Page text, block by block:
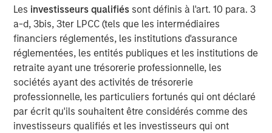
Les investisseurs qualifiés sont définis à l'art. 10 para. 3
a-d, 3bis, 3ter LPCC (tels que les intermédiaires
financiers réglementés, les institutions d'assurance
réglementées, les entités publiques et les institutions de
retraite ayant une trésorerie professionnelle, les
sociétés ayant des activités de trésorerie
professionnelle, les particuliers fortunés qui ont déclaré
par écrit qu'ils souhaitent être considérés comme des
investisseurs qualifiés et les investisseurs qui ont
Minnesota, Colorado and Texas markets and has scaled
rapidly through market-leading organic growth and
strategic add-on acquisitions. The company’s
differentiated approach, which leverages advanced
technology and an integrated care team to enhance the
customer experience, has enabled RowCal to quickly
emerge as a leading and trusted provider in the space
since inception.